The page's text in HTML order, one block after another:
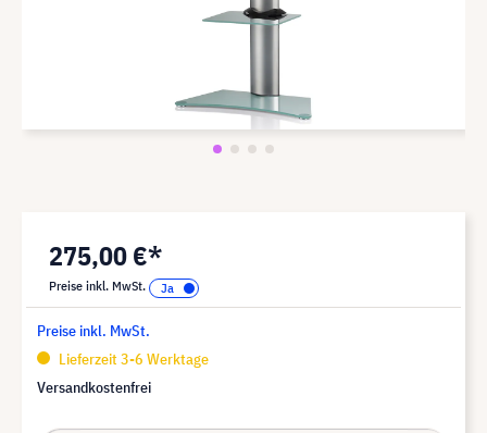
275,00 €*
Preise inkl. MwSt.
Preise inkl. MwSt.
Lieferzeit 3-6 Werktage
Versandkostenfrei